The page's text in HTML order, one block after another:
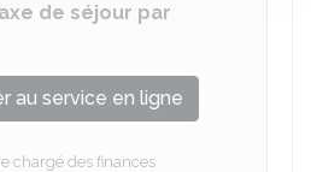
de séjour par
au service en ligne
chargé des finances